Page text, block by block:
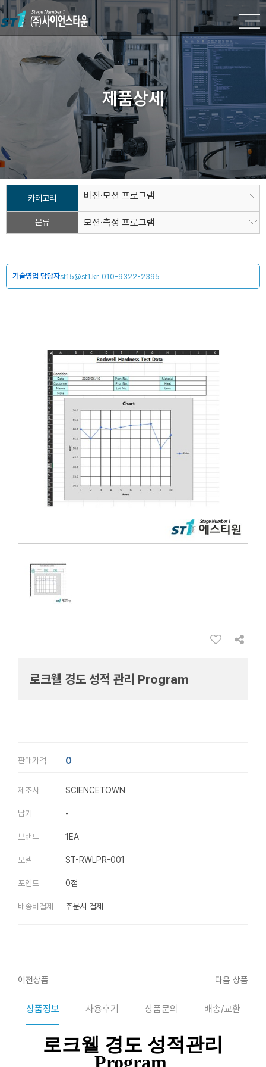
제품상세
카테고리 비전·모션 프로그램
분류 모션·측정 프로그램
기술영업 담당자st15@st1.kr 010-9322-2395
로크웰 경도 성적 관리 Program
판매가격 0
제조사 SCIENCETOWN
납기 -
브랜드 1EA
모델 ST-RWLPR-001
포인트 0점
배송비결제 주문시 결제
이전상품 다음 상품
상품정보 사용후기 상품문의 배송/교환
로크웰 경도 성적관리
Program